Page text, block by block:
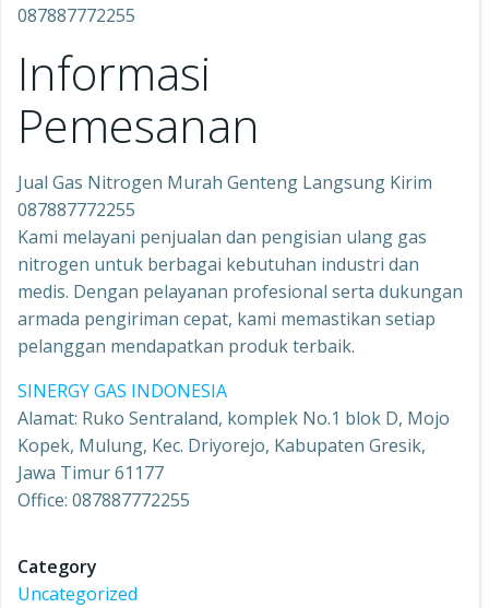
087887772255
Informasi
Pemesanan
Jual Gas Nitrogen Murah Genteng Langsung Kirim
087887772255
Kami melayani penjualan dan pengisian ulang gas
nitrogen untuk berbagai kebutuhan industri dan
medis. Dengan pelayanan profesional serta dukungan
armada pengiriman cepat, kami memastikan setiap
pelanggan mendapatkan produk terbaik.
SINERGY GAS INDONESIA
Alamat: Ruko Sentraland, komplek No.1 blok D, Mojo
Kopek, Mulung, Kec. Driyorejo, Kabupaten Gresik,
Jawa Timur 61177
Office: 087887772255
Category
Uncategorized